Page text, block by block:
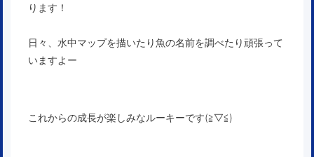
ります！
日々、水中マップを描いたり魚の名前を調べたり頑張って
いますよー
これからの成長が楽しみなルーキーです(≧▽≦)